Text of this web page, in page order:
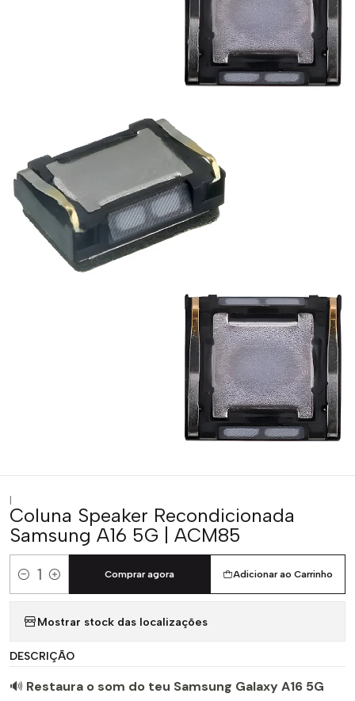
|
Coluna Speaker Recondicionada
Samsung A16 5G | ACM85
Quantidade
Adicionar ao Carrinho
Comprar agora
Mostrar stock das localizações
DESCRIÇÃO
🔊 Restaura o som do teu Samsung Galaxy A16 5G